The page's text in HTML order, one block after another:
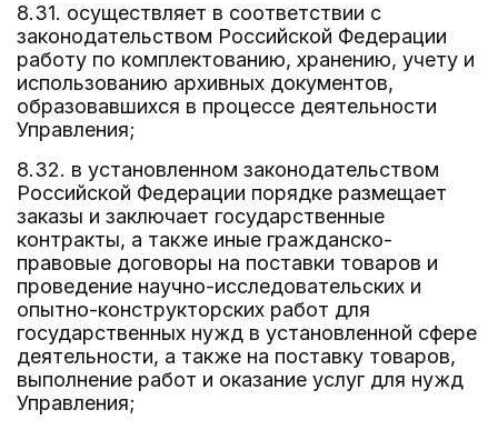
8.31. осуществляет в соответствии с
законодательством Российской Федерации
работу по комплектованию, хранению, учету и
использованию архивных документов,
образовавшихся в процессе деятельности
Управления;
8.32. в установленном законодательством
Российской Федерации порядке размещает
заказы и заключает государственные
контракты, а также иные гражданско-
правовые договоры на поставки товаров и
проведение научно-исследовательских и
опытно-конструкторских работ для
государственных нужд в установленной сфере
деятельности, а также на поставку товаров,
выполнение работ и оказание услуг для нужд
Управления;